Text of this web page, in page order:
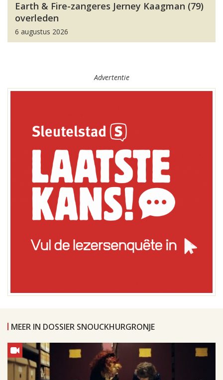
Earth & Fire-zangeres Jerney Kaagman (79)
overleden
6 augustus 2026
Advertentie
MEER IN DOSSIER SNOUCKHURGRONJE